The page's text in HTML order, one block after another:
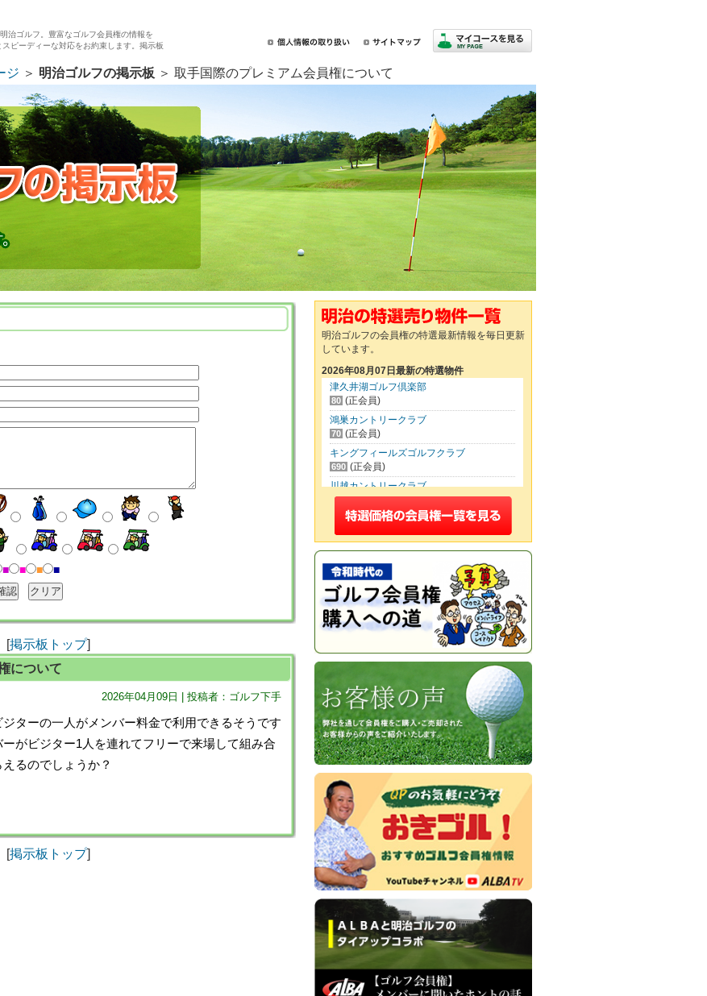
治ゴルフ。豊富なゴルフ会員権の情報を
ピーディーな対応をお約束します。掲示板
ジ ＞ 明治ゴルフの掲示板 ＞ 取手国際のプレミアム会員権について
明治ゴルフの会員権の特選最新情報を毎日更新
しています。
2026年08月07日最新の特選物件
津久井湖ゴルフ倶楽部
80 (正会員)
鴻巣カントリークラブ
70 (正会員)
キングフィールズゴルフクラブ
690 (正会員)
川越カントリークラブ
60(正会員)
日光カンツリー倶楽部
500
(正会員)
東京五日市カントリー倶楽部
50(正会員)
川越カントリークラブ
50(平日会員(土可))
KOSHIGAYA GOLF CLUB
470(正会員)
45(特別平日会員)
290(正会員)
立川国際カントリー倶楽部
270(正会員)
東京五日市カントリー倶楽部
25(平日会員(土不可))
総武カントリークラブ
230 (正会員)
総武カントリークラブ
210(平日会員(土可))
鷹之台カンツリー倶楽部
1,950(正会員)
■ ■ ■ ■
[掲示板トップ]
について
2026年04月09日 | 投稿者：ゴルフ下手
ジターの一人がメンバー料金で利用できるそうです
ーがビジター1人を連れてフリーで来場して組み合
るのでしょうか？
[掲示板トップ]